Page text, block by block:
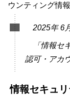
ウンティング情
2025年 6
「情報セ
認可・アカ
情報セキュ